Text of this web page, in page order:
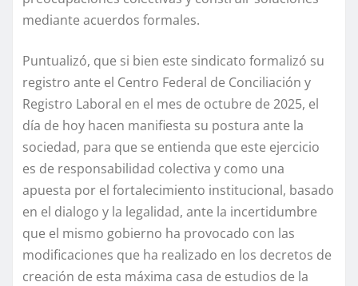
mediante acuerdos formales.
Puntualizó, que si bien este sindicato formalizó su
registro ante el Centro Federal de Conciliación y
Registro Laboral en el mes de octubre de 2025, el
día de hoy hacen manifiesta su postura ante la
sociedad, para que se entienda que este ejercicio
es de responsabilidad colectiva y como una
apuesta por el fortalecimiento institucional, basado
en el dialogo y la legalidad, ante la incertidumbre
que el mismo gobierno ha provocado con las
modificaciones que ha realizado en los decretos de
creación de esta máxima casa de estudios de la